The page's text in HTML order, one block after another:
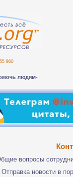
55 860
людям безо_
вопросы
Отправка новости в